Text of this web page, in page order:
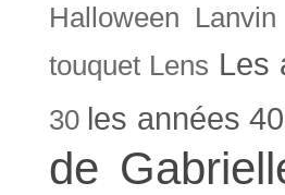
Halloween
Lanvin
touquet Lens Les
30 les années 40
de